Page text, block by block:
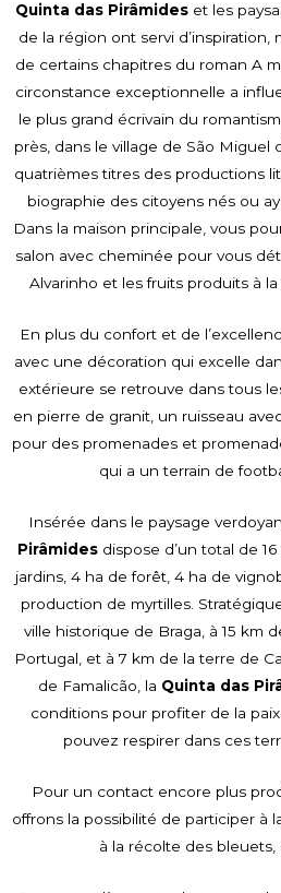
Quinta das Pirâmideset les
de la région ont servi d’inspiration,
de certains chapitres du roman A
circonstance exceptionnelle a
le plus grand écrivain du
près, dans le village de São Miguel
quatrièmes titres des productions
biographie des citoyens nés ou
Dans la maison principale, vous
salon avec cheminée pour vous
Alvarinho et les fruits produits à la
En plus du confort et de
avec une décoration qui excelle
extérieure se retrouve dans tous
en pierre de granit, un ruisseau
pour des promenades et
qui a un terrain de
Insérée dans le paysage
Pirâmides dispose d’un total de
jardins, 4 ha de forêt, 4 ha de
production de myrtilles.
ville historique de Braga, à 15 km
Portugal, et à 7 km de la terre de
de Famalicão, la Quinta das
conditions pour profiter de la paix
pouvez respirer dans ces
Pour un contact encore plus
offrons la possibilité de participer à
à la récolte des bleuets,